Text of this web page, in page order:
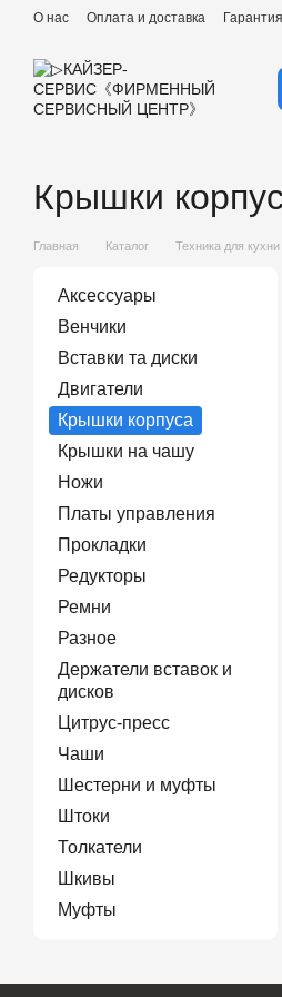
Перейти к основному контенту
О нас Оплата и доставка Гарантия
Крышки
Главная Каталог Техника для кухни
Аксессуары
Венчики
Вставки та диски
Двигатели
Крышки корпуса
Крышки на чашу
Ножи
Платы управления
Прокладки
Редукторы
Ремни
Разное
Держатели вставок и
дисков
Цитрус-пресс
Чаши
Шестерни и муфты
Штоки
Толкатели
Шкивы
Муфты